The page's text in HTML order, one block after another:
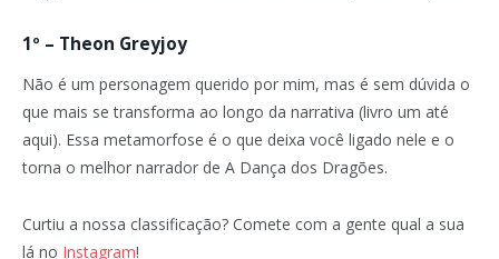
1º – Theon Greyjoy
Não é um personagem querido por mim, mas é sem dúvida o
que mais se transforma ao longo da narrativa (livro um até
aqui). Essa metamorfose é o que deixa você ligado nele e o
torna o melhor narrador de A Dança dos Dragões.
Curtiu a nossa classificação? Comete com a gente qual a sua
lá no Instagram!